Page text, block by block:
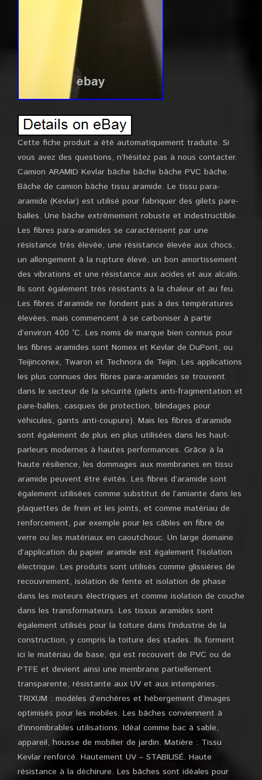
Cette fiche produit a été automatiquement traduite. Si
vous avez des questions, n’hésitez pas à nous contacter.
Camion ARAMID Kevlar bâche bâche bâche PVC bâche.
Bâche de camion bâche tissu aramide. Le tissu para-
aramide (Kevlar) est utilisé pour fabriquer des gilets pare-
balles. Une bâche extrêmement robuste et indestructible.
Les fibres para-aramides se caractérisent par une
résistance très élevée, une résistance élevée aux chocs,
un allongement à la rupture élevé, un bon amortissement
des vibrations et une résistance aux acides et aux alcalis.
Ils sont également très résistants à la chaleur et au feu.
Les fibres d’aramide ne fondent pas à des températures
élevées, mais commencent à se carboniser à partir
d’environ 400 °C. Les noms de marque bien connus pour
les fibres aramides sont Nomex et Kevlar de DuPont, ou
Teijinconex, Twaron et Technora de Teijin. Les applications
les plus connues des fibres para-aramides se trouvent
dans le secteur de la sécurité (gilets anti-fragmentation et
pare-balles, casques de protection, blindages pour
véhicules, gants anti-coupure). Mais les fibres d’aramide
sont également de plus en plus utilisées dans les haut-
parleurs modernes à hautes performances. Grâce à la
haute résilience, les dommages aux membranes en tissu
aramide peuvent être évités. Les fibres d’aramide sont
également utilisées comme substitut de l’amiante dans les
plaquettes de frein et les joints, et comme matériau de
renforcement, par exemple pour les câbles en fibre de
verre ou les matériaux en caoutchouc. Un large domaine
d’application du papier aramide est également l’isolation
électrique. Les produits sont utilisés comme glissières de
recouvrement, isolation de fente et isolation de phase
dans les moteurs électriques et comme isolation de couche
dans les transformateurs. Les tissus aramides sont
également utilisés pour la toiture dans l’industrie de la
construction, y compris la toiture des stades. Ils forment
ici le matériau de base, qui est recouvert de PVC ou de
PTFE et devient ainsi une membrane partiellement
transparente, résistante aux UV et aux intempéries.
TRIXUM : modèles d’enchères et hébergement d’images
optimisés pour les mobiles. Les bâches conviennent à
d’innombrables utilisations. Idéal comme bac à sable,
appareil, housse de mobilier de jardin. Matière : Tissu
Kevlar renforcé. Hautement UV – STABILISÉ. Haute
résistance à la déchirure. Les bâches sont idéales pour